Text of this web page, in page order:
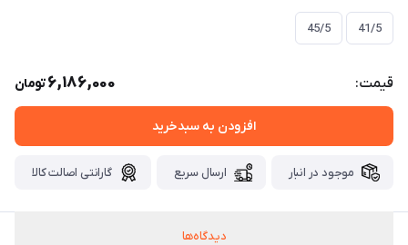
41/5
45/5
قیمت: 6,186,000تومان
افزودن به سبدخرید
موجود در انبار ارسال سریع گارانتی اصالت کالا
دیدگاه‌ها